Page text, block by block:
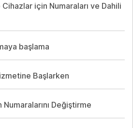
için Numaraları ve Dahili
başlama
Başlarken
Numaralarını Değiştirme